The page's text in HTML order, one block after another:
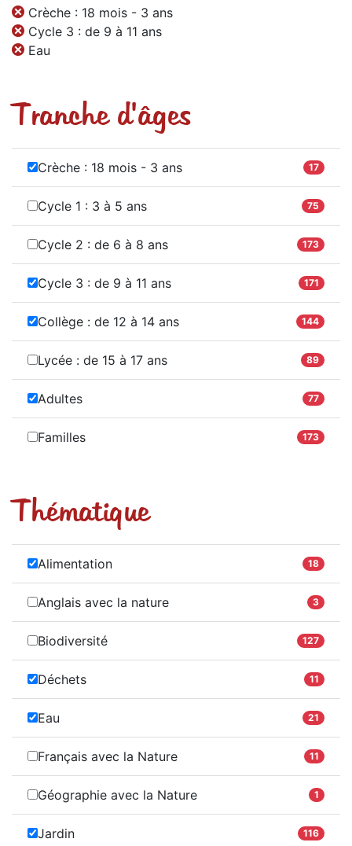
Crèche : 18 mois - 3 ans
Cycle 3 : de 9 à 11 ans
Eau
Tranche d'âges
Crèche : 18 mois - 3 ans 17
Cycle 1 : 3 à 5 ans 75
Cycle 2 : de 6 à 8 ans 173
Cycle 3 : de 9 à 11 ans 171
Collège : de 12 à 14 ans 144
Lycée : de 15 à 17 ans 89
Adultes 77
Familles 173
Thématique
Alimentation 18
Anglais avec la nature 3
Biodiversité 127
Déchets 11
Eau 21
Français avec la Nature 11
Géographie avec la Nature 1
Jardin 116